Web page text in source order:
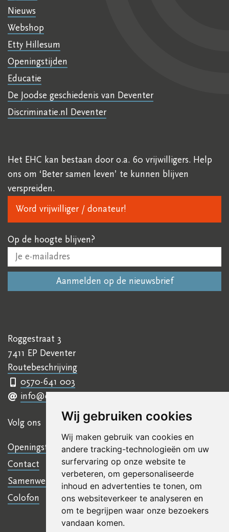
Wij gebruiken cookies
Wij maken gebruik van cookies en
andere tracking-technologieën om uw
surfervaring op onze website te
verbeteren, om gepersonaliseerde
inhoud en advertenties te tonen, om
ons websiteverkeer te analyseren en
om te begrijpen waar onze bezoekers
vandaan komen.
Nieuws
Webshop
Etty Hillesum
Openingstijden
Educatie
De Joodse geschiedenis van Deventer
Discriminatie.nl Deventer
Het EHC kan bestaan door o.a. 60 vrijwilligers. Help
ons om ‘Beter samen leven’ te kunnen blijven
verspreiden.
Word vrijwilliger / donateur!
Op de hoogte blijven?
Roggestraat 3
7411 EP Deventer
Routebeschrijving
0570-641 003
info@ettyhillesumcentrum.nl
Volg ons
Openingstijden
Contact
Samenwerkingen
Colofon